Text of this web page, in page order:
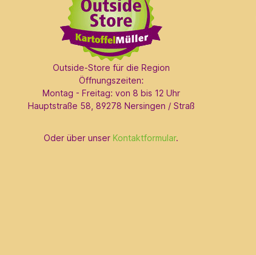
Outside-Store für die Region
Öffnungszeiten:
Montag - Freitag: von 8 bis 12 Uhr
Hauptstraße 58, 89278 Nersingen / Straß
Oder über unser Kontaktformular.